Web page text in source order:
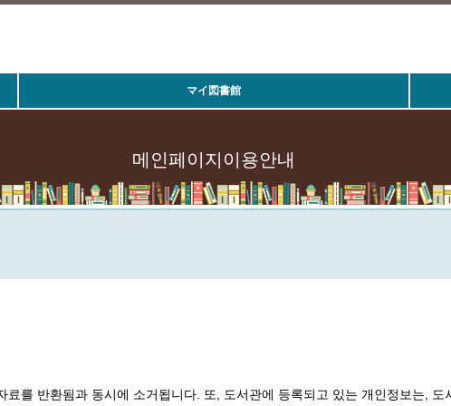
マイ図書館
메인페이지이용안내
를 반환됨과 동시에 소거됩니다. 또, 도서관에 등록되고 있는 개인정보는,